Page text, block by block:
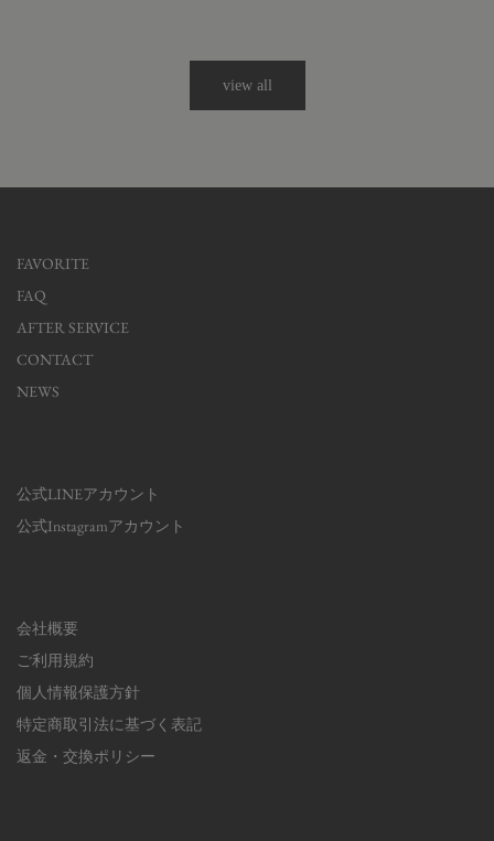
view all
FAVORITE
FAQ
AFTER SERVICE
CONTACT
NEWS
公式LINEアカウント
公式Instagramアカウント
会社概要
ご利用規約
個人情報保護方針
特定商取引法に基づく表記
返金・交換ポリシー